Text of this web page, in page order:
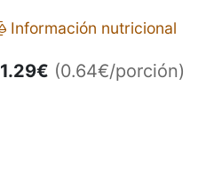
Información nutricional
1.29€ (0.64€/porción)